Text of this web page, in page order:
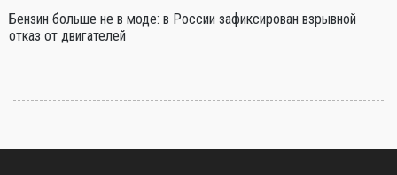
Бензин больше не в моде: в России зафиксирован взрывной
отказ от двигателей